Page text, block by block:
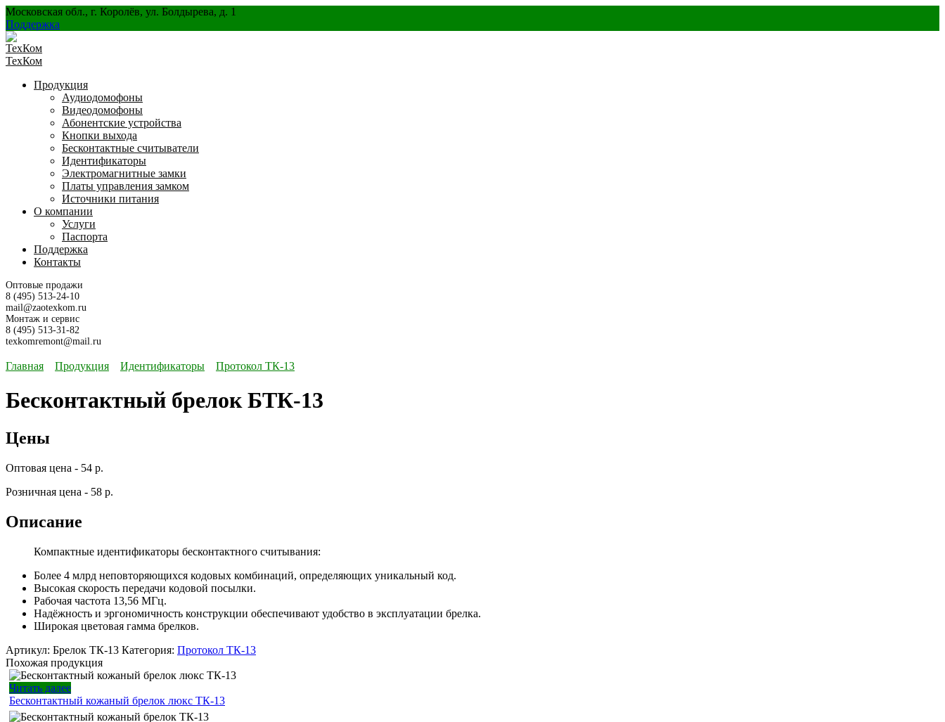
Перейти
к
содержанию
Московская обл., г. Королёв, ул. Болдырева, д. 1
Поддержка
ТехКом
Продукция
Аудиодомофоны
Видеодомофоны
Абонентские устройства
Кнопки выхода
Бесконтактные считыватели
Идентификаторы
Электромагнитные замки
Платы управления замком
Источники питания
О компании
Услуги
Паспорта
Поддержка
Контакты
Оптовые продажи
8 (495) 513-24-10
mail@zaotexkom.ru
Монтаж и сервис
8 (495) 513-31-82
texkomremont@mail.ru
Главная Продукция Идентификаторы Протокол ТК-13
Бесконтактный брелок БТК-13
Цены
Оптовая цена - 54 р.
Розничная цена - 58 р.
Описание
Компактные идентификаторы бесконтактного считывания:
Более 4 млрд неповторяющихся кодовых комбинаций, определяющих уникальный код.
Высокая скорость передачи кодовой посылки.
Рабочая частота 13,56 МГц.
Надёжность и эргономичность конструкции обеспечивают удобство в эксплуатации брелка.
Широкая цветовая гамма брелков.
Артикул: Брелок ТК-13 Категория: Протокол ТК-13
Похожая продукция
Читать далее
Бесконтактный кожаный брелок люкс ТК-13